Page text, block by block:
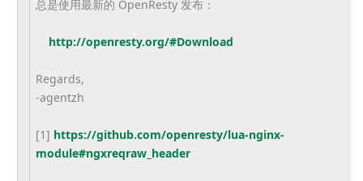
总是使用最新的 OpenResty 发布：
http://openresty.org/#Download
Regards,
-agentzh
[1] https://github.com/openresty/lua-nginx-
module#ngxreqraw_header